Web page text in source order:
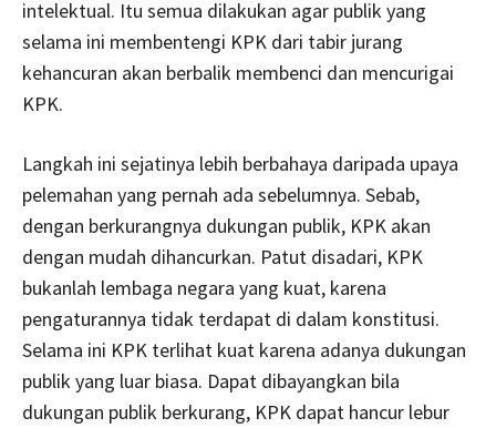
intelektual. Itu semua dilakukan agar publik yang
selama ini membentengi KPK dari tabir jurang
kehancuran akan berbalik membenci dan mencurigai
KPK.
Langkah ini sejatinya lebih berbahaya daripada upaya
pelemahan yang pernah ada sebelumnya. Sebab,
dengan berkurangnya dukungan publik, KPK akan
dengan mudah dihancurkan. Patut disadari, KPK
bukanlah lembaga negara yang kuat, karena
pengaturannya tidak terdapat di dalam konstitusi.
Selama ini KPK terlihat kuat karena adanya dukungan
publik yang luar biasa. Dapat dibayangkan bila
dukungan publik berkurang, KPK dapat hancur lebur